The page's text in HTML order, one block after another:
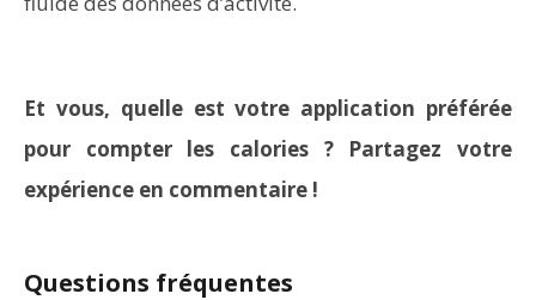
Et vous, quelle est votre application préférée
pour compter les calories ? Partagez votre
expérience en commentaire !
Questions fréquentes